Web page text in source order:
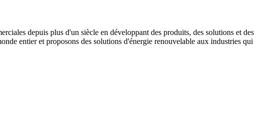
depuis plus d'un siècle en développant des produits, des solutions et des
entier et proposons des solutions d'énergie renouvelable aux industries qui